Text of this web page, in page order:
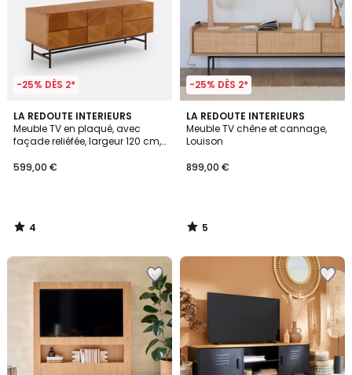
-25% DÈS 2*
LA REDOUTE INTERIEURS
Meuble TV en plaqué, avec
façade reliéfée, largeur 120 cm,
599,00 €
4
/
5
4
/
-25% DÈS 2*
LA REDOUTE INTERIEURS
Meuble TV chêne et cannage,
Louison
899,00 €
5
/
5
5
/